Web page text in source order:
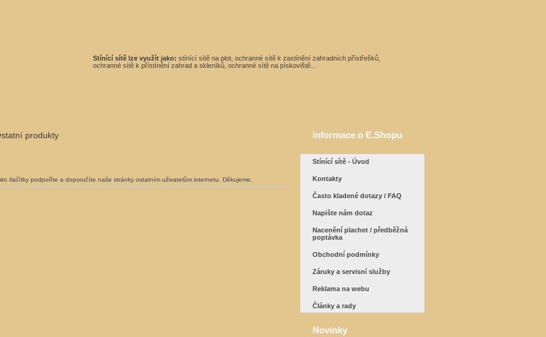
Stínící sítě lze využít jako: stínící sítě na plot, ochranné sítě k zastínění zahradních přístřešků,
ochranné sítě k přístínění zahrad a skleníků, ochranné sítě na pískoviště...
produkty
tlačítky podpoříte a doporučíte naše stránky ostatním uživatelům internetu. Děkujeme.
Informace o E.Shopu
Stínící sítě - Úvod
Kontakty
Často kladené dotazy / FAQ
Napište nám dotaz
Nacenění plachet / předběžná
poptávka
Obchodní podmínky
Záruky a servisní služby
Reklama na webu
Články a rady
Novinky